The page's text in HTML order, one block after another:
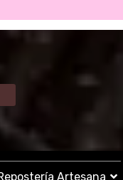
Artesana